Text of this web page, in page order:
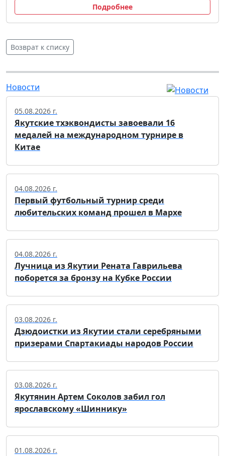
Подробнее
Возврат к списку
Новости
05.08.2026 г.
Якутские тхэквондисты завоевали 16
медалей на международном турнире в
Китае
04.08.2026 г.
Первый футбольный турнир среди
любительских команд прошел в Мархе
04.08.2026 г.
Лучница из Якутии Рената Гаврильева
поборется за бронзу на Кубке России
03.08.2026 г.
Дзюдоистки из Якутии стали серебряными
призерами Спартакиады народов России
03.08.2026 г.
Якутянин Артем Соколов забил гол
ярославскому «Шиннику»
01.08.2026 г.